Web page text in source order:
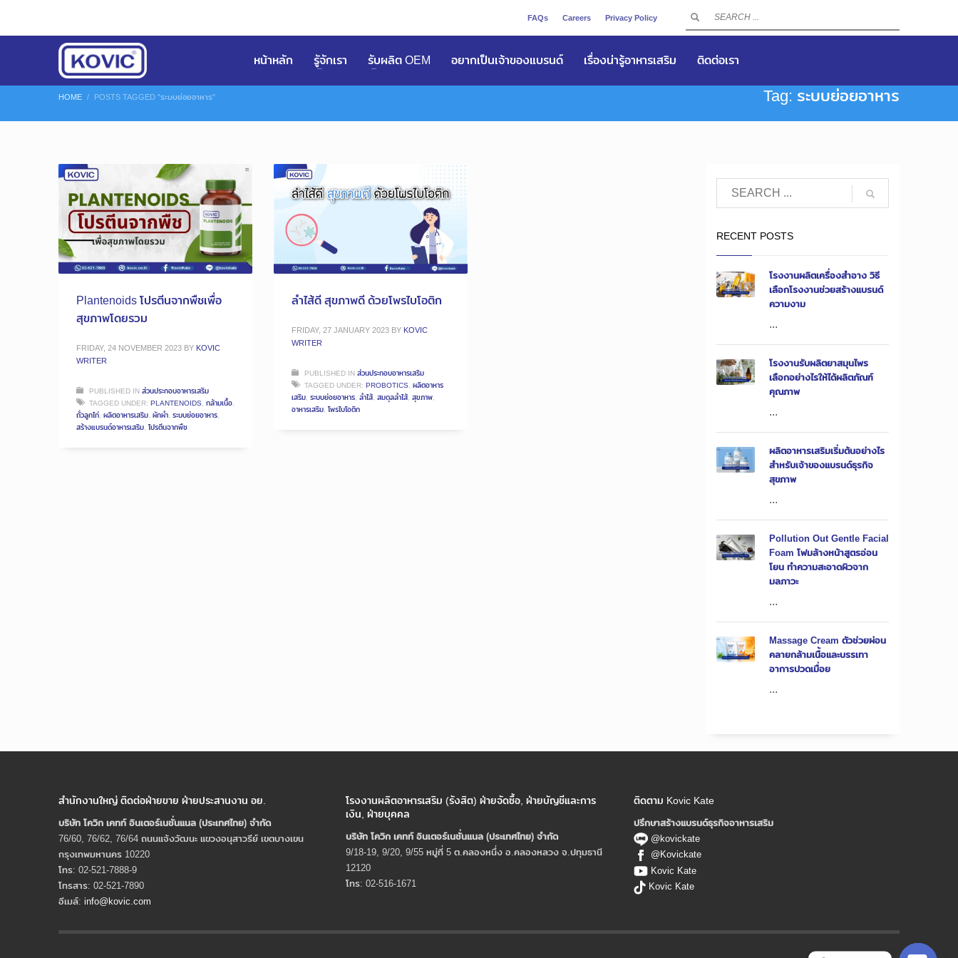
FAQs Careers Privacy Policy
หน้าหลัก รูัจักเรา รับผลิต OEM อยากเป็นเจ้าของแบรนด์ เรื่องน่ารู้อาหารเสริม ติดต่อเรา
HOME POSTS TAGGED "ระบบย่อยอาหาร" Tag: ระบบย่อยอาหาร
Plantenoids โปรตีนจากพืชเพื่อ
สุขภาพโดยรวม
FRIDAY, 24 NOVEMBER 2023 BY KOVIC
WRITER
PUBLISHED INส่วนประกอบอาหารเสริม
TAGGED UNDER: PLANTENOIDS, กล้ามเนื้อ,
ถั่วลูกไก่, ผลิตอาหารเสริม, ผักผำ, ระบบย่อยอาหาร,
สร้างแบรนด์อาหารเสริม, โปรตีนจากพืช
ลำไส้ดี สุขภาพดี ด้วยโพรไบโอติก
FRIDAY, 27 JANUARY 2023 BY KOVIC
WRITER
PUBLISHED INส่วนประกอบอาหารเสริม
TAGGED UNDER: PROBOTICS, ผลิตอาหาร
เสริม, ระบบย่อยอาหาร, ลำไส้, สมดุลลำไส้, สุขภาพ,
อาหารเสริม, โพรไบโอติก
RECENT POSTS
โรงงานผลิตเครื่องสำอาง วิธี
เลือกโรงงานช่วยสร้างแบรนด์
ความงาม
...
โรงงานรับผลิตยาสมุนไพร
เลือกอย่างไรให้ได้ผลิตภัณฑ์
คุณภาพ
...
ผลิตอาหารเสริมเริ่มต้นอย่างไร
สำหรับเจ้าของแบรนด์ธุรกิจ
สุขภาพ
...
Pollution Out Gentle Facial
Foam โฟมล้างหน้าสูตรอ่อน
โยน ทำความสะอาดผิวจาก
มลภาวะ
...
Massage Cream ตัวช่วยผ่อน
คลายกล้ามเนื้อและบรรเทา
อาการปวดเมื่อย
...
สำนักงานใหญ่ ติดต่อฝ่ายขาย ฝ่ายประสานงาน อย.
บริษัท โควิก เคทท์ อินเตอร์เนชั่นแนล (ประเทศไทย) จํากัด
76/60, 76/62, 76/64 ถนนแจ้งวัฒนะ แขวงอนุสาวรีย์ เขตบางเขน
กรุงเทพมหานคร 10220
โทร: 02-521-7888-9
โทรสาร: 02-521-7890
อีเมล์: info@kovic.com
โรงงานผลิตอาหารเสริม (รังสิต) ฝ่ายจัดซื้อ, ฝ่ายบัญชีและการ
เงิน, ฝ่ายบุคคล
บริษัท โควิก เคทท์ อินเตอร์เนชั่นแนล (ประเทศไทย) จํากัด
9/18-19, 9/20, 9/55 หมู่ที่ 5 ต.คลองหนึ่ง อ.คลองหลวง จ.ปทุมธานี
12120
โทร: 02-516-1671
ติดตาม Kovic Kate
ปรึกษาสร้างแบรนด์ธุรกิจอาหารเสริม
@kovickate
@Kovickate
Kovic Kate
Kovic Kate